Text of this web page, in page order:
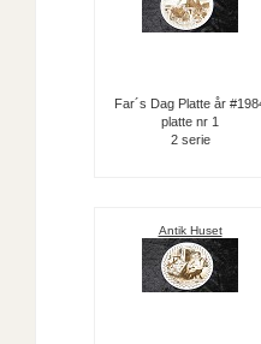
Far´s Dag Platte år
platte nr 1
2 serie
Antik Huset